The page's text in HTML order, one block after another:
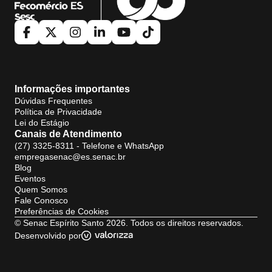
Informações importantes
Dúvidas Frequentes
Política de Privacidade
Lei do Estágio
Canais de Atendimento
(27) 3325-8311 - Telefone e WhatsApp
empregasenac@es.senac.br
Blog
Eventos
Quem Somos
Fale Conosco
Preferências de Cookies
© Senac Espírito Santo 2026. Todos os direitos reservados.
Desenvolvido por